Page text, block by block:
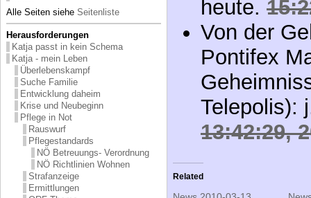
Alle Seiten siehe Seitenliste
Herausforderungen
Katja passt in kein Schema
Katja - mein Leben
Überlebenskampf
Suche Familie
Entwicklung daheim
Krise und Neubeginn
Pflege in Not
Rauswurf
Pflegestandards
NÖ Betreuungs- Verordnung
NÖ Richtlinien Wohnen
Strafanzeige
Ermittlungen
heute.
Von der
Pontifex
Telepolis):
13:42:29,
Related